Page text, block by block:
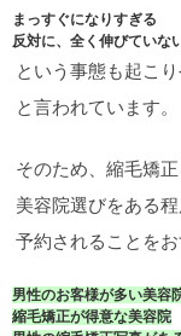
まっすぐになりすぎる
反対に、全く伸びていな
という事態も起こ
と言われています。
そのため、縮毛矯
美容院選びをある
予約されることを
男性のお客様が多い美容
縮毛矯正が得意な美容院